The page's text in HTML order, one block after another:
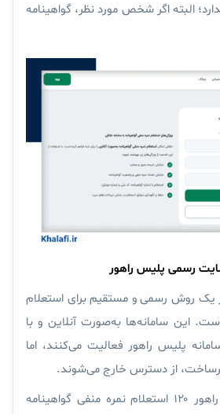
البته اگر شخص مورد نظر، گواهینامه
یک روش رسمی و مستقیم برای استعلام
این سامانه‌ها به‌صورت آنلاین و با
پلیس راهور فعالیت می‌کنند، اما
از دسترس خارج می‌شوند.
مراحل ورود به سایت راهور ۱۲۰ استعلام نمره منفی گواهینامه